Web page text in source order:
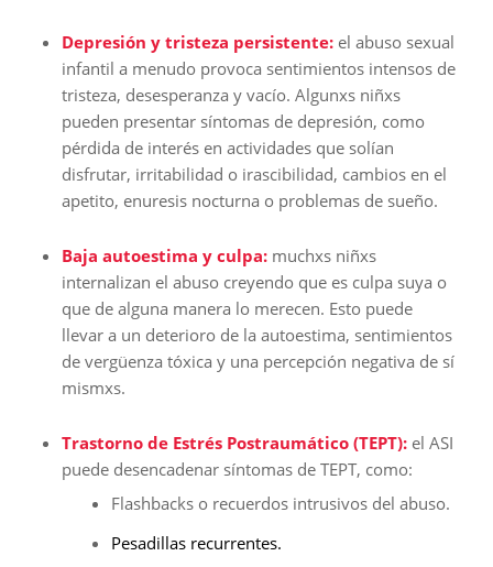
Depresión y tristeza persistente: el abuso sexual
infantil a menudo provoca sentimientos intensos de
tristeza, desesperanza y vacío. Algunxs niñxs
pueden presentar síntomas de depresión, como
pérdida de interés en actividades que solían
disfrutar, irritabilidad o irascibilidad, cambios en el
apetito, enuresis nocturna o problemas de sueño.
Baja autoestima y culpa: muchxs niñxs
internalizan el abuso creyendo que es culpa suya o
que de alguna manera lo merecen. Esto puede
llevar a un deterioro de la autoestima, sentimientos
de vergüenza tóxica y una percepción negativa de sí
mismxs.
Trastorno de Estrés Postraumático (TEPT):el ASI
puede desencadenar síntomas de TEPT, como:
Flashbacks o recuerdos intrusivos del abuso.
Pesadillas recurrentes.